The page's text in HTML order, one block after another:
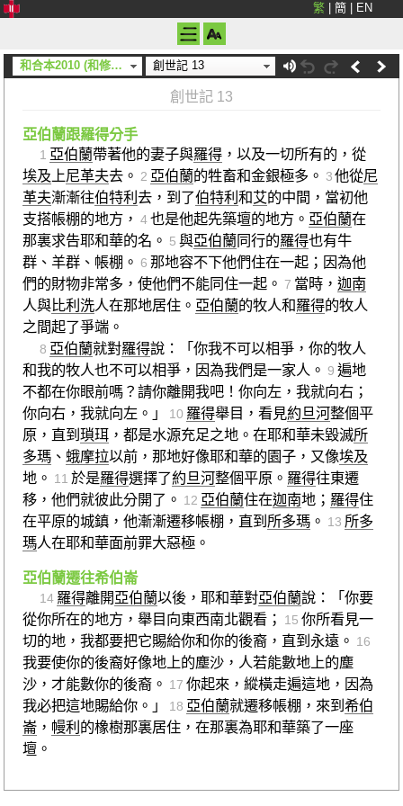
繁 簡 EN
和合本2010 (和修) (神版) 創世記 13
創世記 13
亞伯蘭跟羅得分手
1 亞伯蘭帶著他的妻子與羅得 ，以及一切所有的，從
埃及 上尼革夫去。 2 亞伯蘭的牲畜和金銀極多。 3 他從尼
革夫漸漸往伯特利去，到了伯特利和艾的中間，當初他
支搭帳棚的地方， 4也是他起先築壇的地方。 亞伯蘭在
那裏求告耶和華的名。 5 與亞伯蘭同行的羅得也有牛
群、羊群、帳棚。 6 那地容不下他們住在一起；因為他
們的財物非常多，使他們不能同住一起。 7 當時， 迦南
人與比利洗人在那地居住。 亞伯蘭的牧人和羅得的牧人
之間起了爭端。
8 亞伯蘭就對羅得說：「你我不可以相爭，你的牧人
和我的牧人也不可以相爭，因為我們是一家人。 9 遍地
不都在你眼前嗎？請你離開我吧！你向左，我就向右；
你向右，我就向左。」
10 羅得舉目，看見約旦河整個平
原，直到瑣珥 ，都是水源充足之地。在耶和華未毀滅所
多瑪 、 蛾摩拉以前，那地好像耶和華的園子，又像埃及
地。 11 於是羅得選擇了約旦河整個平原。 羅得往東遷
移，他們就彼此分開了。 12 亞伯蘭住在迦南地； 羅得住
在平原的城鎮，他漸漸遷移帳棚，直到 所多瑪 。 13 所多
瑪人在耶和華面前罪大惡極。
亞伯蘭遷往希伯崙
14 羅得離開亞伯蘭以後，耶和華對亞伯蘭說：「你要
從你所在的地方，舉目向東西南北觀看；
15 你所看見一
切的地，我都要把它賜給你和你的後裔，直到永遠。 16
我要使你的後裔好像地上的塵沙，人若能數地上的塵
沙，才能數你的後裔。 17 你起來，縱橫走遍這地，因為
我必把這地賜給你。」
18 亞伯蘭就遷移帳棚，來到 希伯
崙 ， 幔利 的橡樹那裏居住，在那裏為耶和華築了一座
壇。